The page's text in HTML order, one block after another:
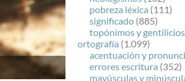
pobreza léxica (111)
significado (885)
topónimos y gentilicios
ortografía (1.099)
acentuación y
errores escritura (352)
mayúsculas y